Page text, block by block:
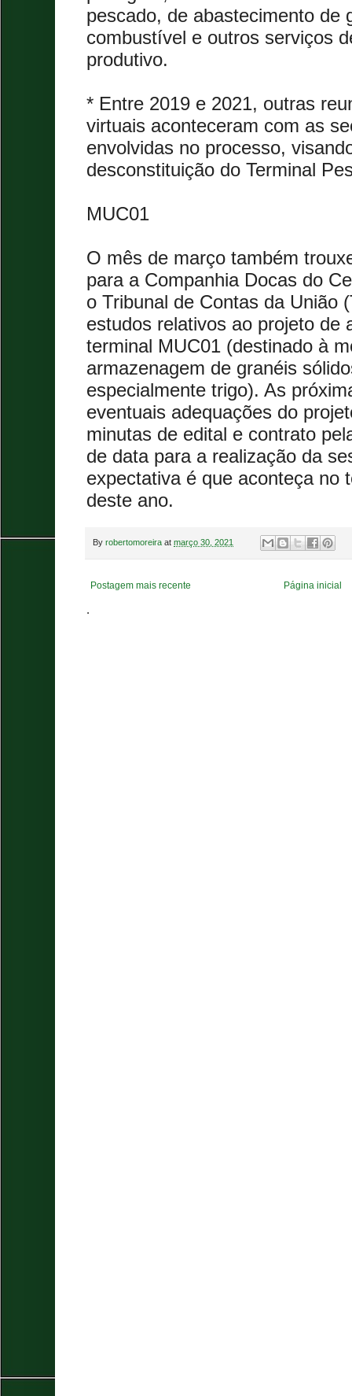
pescado, de abastecimento de
combustível e outros serviços
produtivo.
* Entre 2019 e 2021, outras
virtuais aconteceram com as
envolvidas no processo,
desconstituição do Terminal
MUC01
O mês de março também
para a Companhia Docas do
o Tribunal de Contas da União
estudos relativos ao projeto de
terminal MUC01 (destinado à
armazenagem de granéis
especialmente trigo). As
eventuais adequações do
minutas de edital e contrato
de data para a realização da
expectativa é que aconteça no
deste ano.
By robertomoreira at março 30, 2021
Postagem mais recente Página inicial
.